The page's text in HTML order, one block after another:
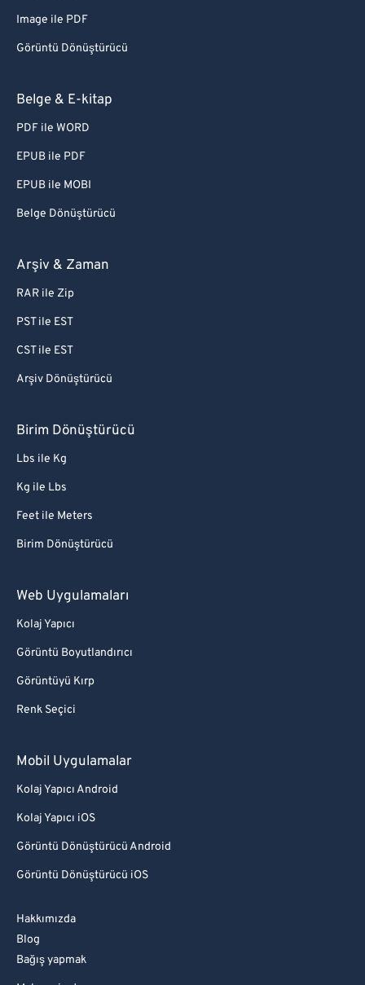
Image ile PDF
Görüntü Dönüştürücü
Belge & E-kitap
PDF ile WORD
EPUB ile PDF
EPUB ile MOBI
Belge Dönüştürücü
Arşiv & Zaman
RAR ile Zip
PST ile EST
CST ile EST
Arşiv Dönüştürücü
Birim Dönüştürücü
Lbs ile Kg
Kg ile Lbs
Feet ile Meters
Birim Dönüştürücü
Web Uygulamaları
Kolaj Yapıcı
Görüntü Boyutlandırıcı
Görüntüyü Kırp
Renk Seçici
Mobil Uygulamalar
Kolaj Yapıcı Android
Kolaj Yapıcı iOS
Görüntü Dönüştürücü Android
Görüntü Dönüştürücü iOS
Hakkımızda
Blog
Bağış yapmak